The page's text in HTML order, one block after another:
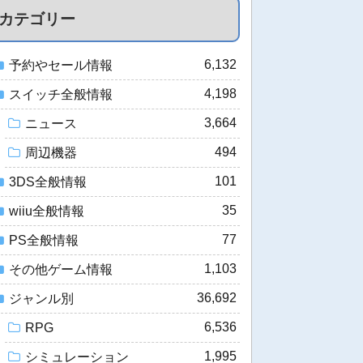
テゴリー
予約やセール情報 6,132
スイッチ全般情報 4,198
ニュース 3,664
周辺機器 494
3DS全般情報 101
wiiu全般情報 35
PS全般情報 77
その他ゲーム情報 1,103
ジャンル別 36,692
RPG 6,536
シミュレーション 1,995